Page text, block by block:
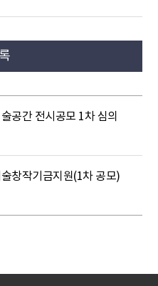
공간 전시공모 1차 심의
창작기금지원(1차 공모)